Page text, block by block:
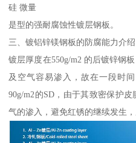
硅 微量
是型的强耐腐蚀性镀层钢板。
三、镀铝锌镁钢板的防腐能力介绍
镀层厚度在550g/m2 的后镀锌钢
及空气容易渗入，故在一段时
90g/m2的SD，由于其致密保护
气的渗入，避免红锈的继续发生